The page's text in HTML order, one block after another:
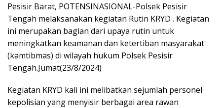
Pesisir Barat, POTENSINASIONAL-Polsek Pesisir
Tengah melaksanakan kegiatan Rutin KRYD . Kegiatan
ini merupakan bagian dari upaya rutin untuk
meningkatkan keamanan dan ketertiban masyarakat
(kamtibmas) di wilayah hukum Polsek Pesisir
Tengah.Jumat(23/8/2024)
Kegiatan KRYD kali ini melibatkan sejumlah personel
kepolisian yang menyisir berbagai area rawan